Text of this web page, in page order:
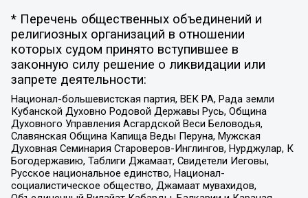
* Перечень общественных объединений и
религиозных организаций в отношении
которых судом принято вступившее в
законную силу решение о ликвидации или
запрете деятельности:
Национал-большевистская партия, ВЕК РА, Рада земли
Кубанской Духовно Родовой Державы Русь, Община
Духовного Управления Асгардской Веси Беловодья,
Славянская Община Капища Веды Перуна, Мужская
Духовная Семинария Староверов-Инглингов, Нурджулар, К
Богодержавию, Таблиги Джамаат, Свидетели Иеговы,
Русское национальное единство, Национал-
социалистическое общество, Джамаат мувахидов,